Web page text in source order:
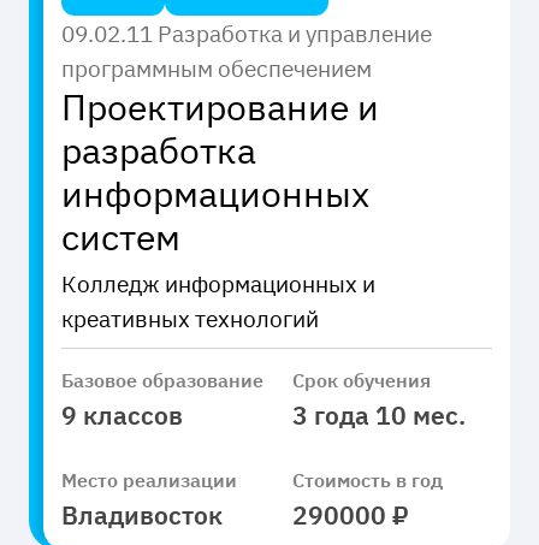
09.02.11 Разработка и управление
программным обеспечением
Проектирование и
разработка
информационных
систем
Колледж информационных и
креативных технологий
Базовое образование
9 классов
Срок обучения
3 года 10 мес.
Место реализации
Владивосток
Стоимость в год
290000 ₽